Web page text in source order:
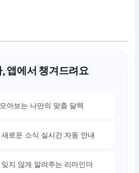
앱에서 챙겨드려요
아보는 나만의 맞춤 달력
로운 소식 실시간 자동 안내
지 않게 알려주는 리마인더